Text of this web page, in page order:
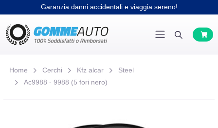
Garanzia danni accidentali e viaggia sereno!
Home Cerchi Kfz alcar
Steel
Ac9988 - 9988 (5 fori nero)